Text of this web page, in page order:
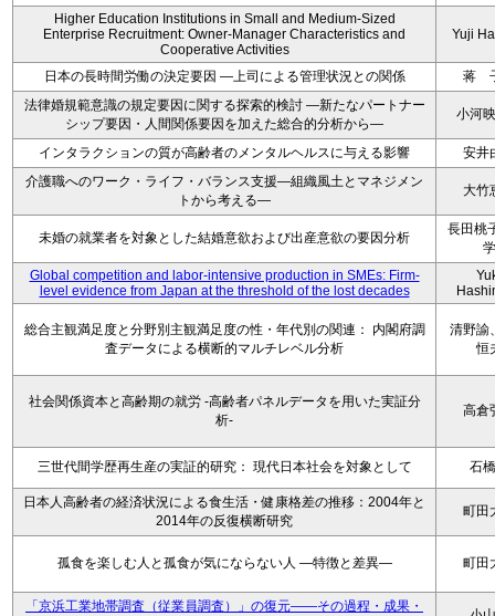
Higher Education Institutions in Small and Medium-Sized
Enterprise Recruitment: Owner-Manager Characteristics and
Cooperative Activities
Yuji
日本の長時間労働の決定要因 ―上司による管理状況との関係
蒋
法律婚規範意識の規定要因に関する探索的検討 ―新たなパートナー
シップ要因・人間関係要因を加えた総合的分析から―
小河
インタラクションの質が高齢者のメンタルヘルスに与える影響
安井
介護職へのワーク・ライフ・バランス支援―組織風土とマネジメン
トから考える―
大竹
未婚の就業者を対象とした結婚意欲および出産意欲の要因分析
長田桃
学
Global competition and labor-intensive production in SMEs: Firm-
level evidence from Japan at the threshold of the lost decades
総合主観満足度と分野別主観満足度の性・年代別の関連： 内閣府調
査データによる横断的マルチレベル分析
清野諭
恒
社会関係資本と高齢期の就労 -高齢者パネルデータを用いた実証分
析-
高倉
三世代間学歴再生産の実証的研究： 現代日本社会を対象として 石
日本人高齢者の経済状況による食生活・健康格差の推移：2004年と
2014年の反復横断研究
町田
孤食を楽しむ人と孤食が気にならない人 ―特徴と差異― 町田
「京浜工業地帯調査（従業員調査）」の復元――その過程・成果・